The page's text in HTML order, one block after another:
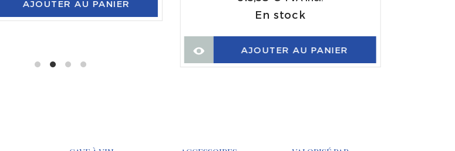
AJOUTER AU PANIER
En stock
AJOUTER AU PANIER